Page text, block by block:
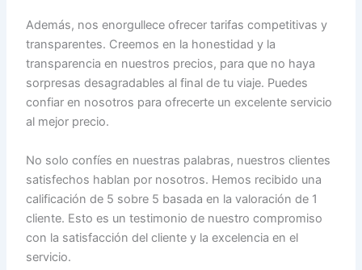
Además, nos enorgullece ofrecer tarifas competitivas y
transparentes. Creemos en la honestidad y la
transparencia en nuestros precios, para que no haya
sorpresas desagradables al final de tu viaje. Puedes
confiar en nosotros para ofrecerte un excelente servicio
al mejor precio.
No solo confíes en nuestras palabras, nuestros clientes
satisfechos hablan por nosotros. Hemos recibido una
calificación de 5 sobre 5 basada en la valoración de 1
cliente. Esto es un testimonio de nuestro compromiso
con la satisfacción del cliente y la excelencia en el
servicio.